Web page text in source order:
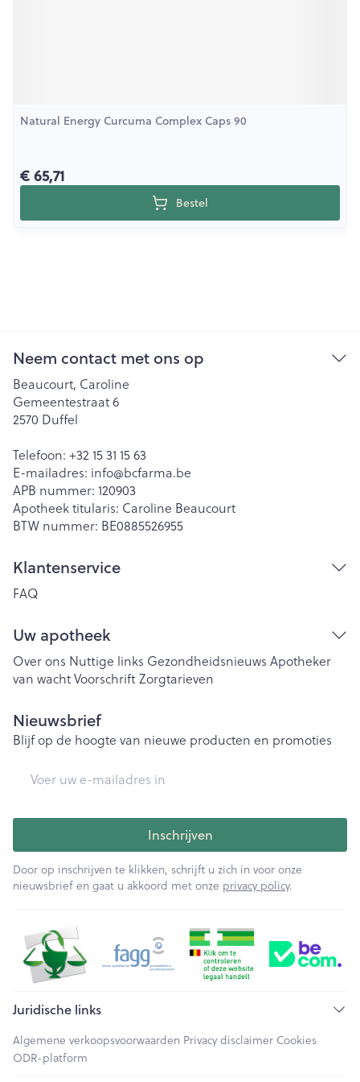
Natural Energy Curcuma Complex Caps 90
€ 65,71
Bestel
Neem contact met ons op
Beaucourt, Caroline
Gemeentestraat 6
2570 Duffel
Telefoon: +32 15 31 15 63
E-mailadres: info@bcfarma.be
APB nummer: 120903
Apotheek titularis: Caroline Beaucourt
BTW nummer: BE0885526955
Klantenservice
FAQ
Uw apotheek
Over ons Nuttige links Gezondheidsnieuws Apotheker
van wachtVoorschriftZorgtarieven
Nieuwsbrief
Blijf op de hoogte van nieuwe producten en promoties
Inschrijven
Door op inschrijven te klikken, schrijft u zich in voor onze
nieuwsbrief en gaat u akkoord met onze privacy policy.
Juridische links
Algemene verkoopsvoorwaarden Privacy disclaimer Cookies
ODR-platform